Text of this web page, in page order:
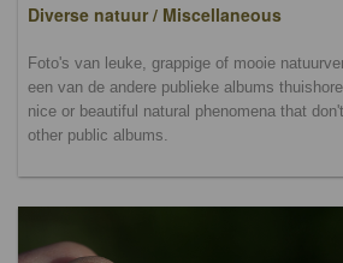
Diverse natuur / Miscellaneous
Foto's van leuke, grappige of mooie
een van de andere publieke albums
nice or beautiful natural phenomena that
other public albums.